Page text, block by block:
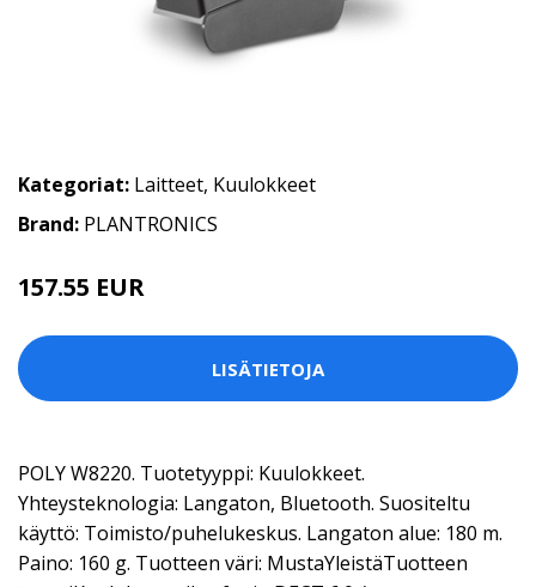
Kategoriat: Laitteet, Kuulokkeet
Brand: PLANTRONICS
157.55 EUR
LISÄTIETOJA
POLY W8220. Tuotetyyppi: Kuulokkeet.
Yhteysteknologia: Langaton, Bluetooth. Suositeltu
käyttö: Toimisto/puhelukeskus. Langaton alue: 180 m.
Paino: 160 g. Tuotteen väri: MustaYleistäTuotteen